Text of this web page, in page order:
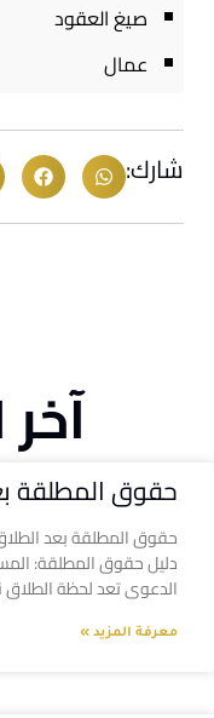
صيغ العقود
عمال
شارك:
حقوق المطلقة
حقوق المطلقة بعد الطلاق
دليل حقوق المطلقة:
الدعوى تعد لحظة
معرفة المزيد »